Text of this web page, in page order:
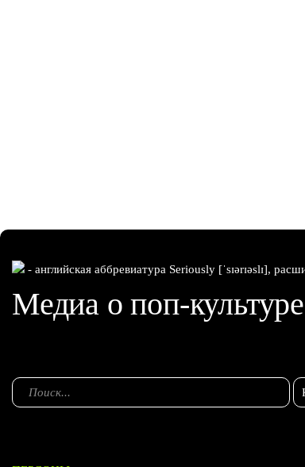
- английская аббревиатура Seriously [ˈsɪərɪəslɪ],
Медиа о поп-